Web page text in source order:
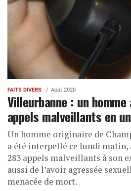
FAITS DIVERS Août 2020
Villeurbanne : un
appels malveillants en
Un homme originaire de
a été interpellé ce lundi matin,
283 appels malveillants à son
aussi de l’avoir agressée
menacée de mort.